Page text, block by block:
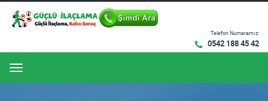
Telefon Numaramız:
0542 188 45 42
Menu